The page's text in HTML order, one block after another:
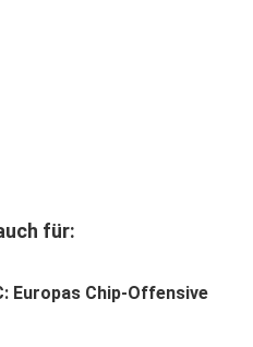
für:
Europas Chip-Offensive